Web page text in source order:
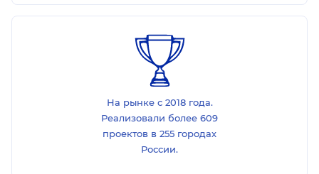
На рынке с 2018 года.
Реализовали более 609
проектов в 255 городах
России.